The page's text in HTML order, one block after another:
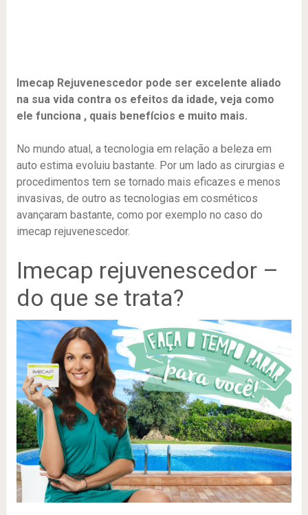
Imecap Rejuvenescedor pode ser excelente aliado
na sua vida contra os efeitos da idade, veja como
ele funciona , quais benefícios e muito mais.
No mundo atual, a tecnologia em relação a beleza em
auto estima evoluiu bastante. Por um lado as cirurgias e
procedimentos tem se tornado mais eficazes e menos
invasivas, de outro as tecnologias em cosméticos
avançaram bastante, como por exemplo no caso do
imecap rejuvenescedor.
Imecap rejuvenescedor –
do que se trata?